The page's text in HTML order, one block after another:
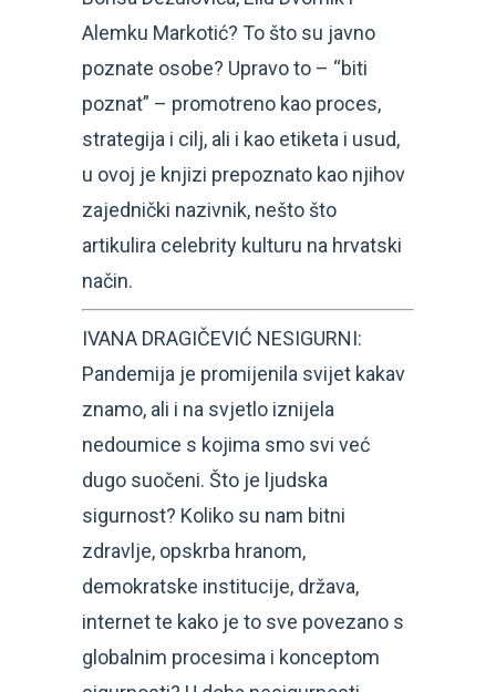
Alemku Markotić? To što su javno
poznate osobe? Upravo to – “biti
poznat” – promotreno kao proces,
strategija i cilj, ali i kao etiketa i usud,
u ovoj je knjizi prepoznato kao njihov
zajednički nazivnik, nešto što
artikulira celebrity kulturu na hrvatski
način.
IVANA DRAGIČEVIĆ NESIGURNI:
Pandemija je promijenila svijet kakav
znamo, ali i na svjetlo iznijela
nedoumice s kojima smo svi već
dugo suočeni. Što je ljudska
sigurnost? Koliko su nam bitni
zdravlje, opskrba hranom,
demokratske institucije, država,
internet te kako je to sve povezano s
globalnim procesima i konceptom